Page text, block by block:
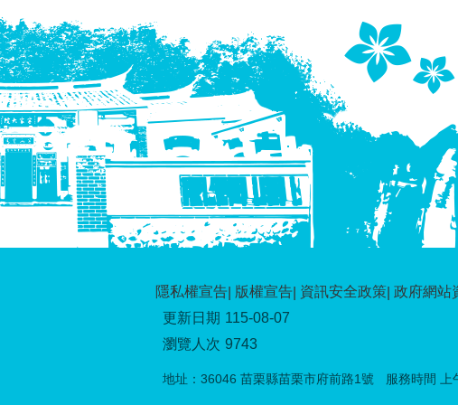
隱私權宣告 版權宣告 資訊安全政策 政府網站
更新日期 115-08-07
瀏覽人次 9743
地址：36046 苗栗縣苗栗市府前路1號 服務時間